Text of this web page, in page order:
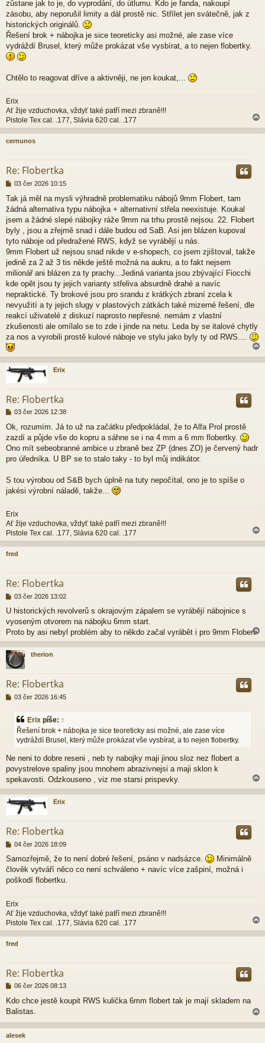
s
p
ě
e
k
zůstane jak to je, do vyprodání, do útlumu. Kdo je fanda, nakoupí
zásobu, aby neporušil limity a dál prostě nic. Střílet jen svátečně, jak z
historických originálů.
Řešení brok + nábojka je sice teoreticky asi možné, ale zase více
vydráždí Brusel, který může prokázat vše vysbírat, a to nejen flobertky.
Chtělo to reagovat dříve a aktivněji, ne jen koukat,...
Erix
Ať žije vzduchovka, vždyť také patří mezi zbraně!!!
Pistole Tex cal. .177, Slávia 620 cal. .177
a
h
cernunos
Re: Flobertka
P
í
s
p
ě
v
e
k
03 čer 2026 10:15
Tak já měl na mysli výhradně problematiku nábojů 9mm Flobert, tam
žádná alternativa typu nábojka + alternativní střela neexistuje. Koukal
jsem a žádné slepé nábojky ráže 9mm na trhu prostě nejsou. 22. Flobert
byly , jsou a zřejmě snad i dále budou od SaB. Asi jen blázen kupoval
tyto náboje od předražené RWS, když se vyrábějí u nás.
9mm Flobert už nejsou snad nikde v e-shopech, co jsem zjištoval, takže
jedině za 2 až 3 tis někde ještě možná na aukru, a to fakt nejsem
milionář ani blázen za ty prachy...Jediná varianta jsou zbývající Fiocchi
kde opět jsou ty jejich varianty střeliva absurdně drahé a navíc
nepraktické. Ty brokové jsou pro srandu z krátkých zbraní zcela k
nevyužití a ty jejich slugy v plastových zátkách také mizerné řešení, dle
reakcí uživatelé z diskuzí naprosto nepřesné. nemám z vlastní
zkušenosti ale omílalo se to zde i jinde na netu. Leda by se italové chytly
za nos a vyrobili prostě kulové náboje ve stylu jako byly ty od RWS....
a
h
Erix
Re: Flobertka
P
í
s
p
k
03 čer 2026 12:38
Ok, rozumím. Já to už na začátku předpokládal, že to Alfa Prol prostě
zazdí a půjde vše do kopru a sáhne se i na 4 mm a 6 mm flobertky.
Ono mít sebeobranné ambice u zbraně bez ZP (dnes ZO) je červený hadr
pro úředníka. U BP se to stalo taky - to byl můj indikátor.
S tou výrobou od S&B bych úplně na tuty nepočítal, ono je to spíše o
jakési výrobní náladě, takže...
Erix
Ať žije vzduchovka, vždyť také patří mezi zbraně!!!
Pistole Tex cal. .177, Slávia 620 cal. .177
a
h
fred
Re: Flobertka
P
s
p
ě
v
e
k
03 čer 2026 13:02
U historických revolverů s okrajovým zápalem se vyrábějí nábojnice s
vyoseným otvorem na nábojku 6mm start.
Proto by asi nebyl problém aby to někdo začal vyrábět i pro 9mm Flobert
a
h
therion
Re: Flobertka
P
v
e
k
03 čer 2026 16:45
Erix píše: ↑
Řešení brok + nábojka je sice teoreticky asi možné, ale zase více
vydráždí Brusel, který může prokázat vše vysbírat, a to nejen flobertky.
Ne neni to dobre reseni , neb ty nabojky maji jinou sloz nez flobert a
povystrelove spaliny jsou mnohem abrazivnejsi a maji sklon k
spekavosti. Odzkouseno , viz me starsi prispevky.
a
h
Erix
Re: Flobertka
P
í
s
p
e
k
04 čer 2026 18:09
Samozřejmě, že to není dobré řešení, psáno v nadsázce.
Minimálně
člověk vytváří něco co není schváleno + navíc více zašpiní, možná i
poškodí flobertku.
Erix
Ať žije vzduchovka, vždyť také patří mezi zbraně!!!
Pistole Tex cal. .177, Slávia 620 cal. .177
a
h
fred
Re: Flobertka
P
í
s
p
ě
v
06 čer 2026 08:13
Kdo chce jestě koupit RWS kulička 6mm flobert tak je mají skladem na
Balistas.
a
h
alesek